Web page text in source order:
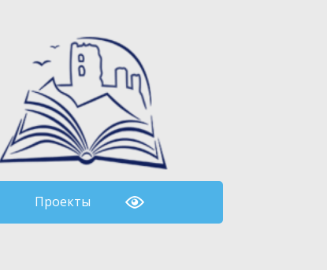
Проекты